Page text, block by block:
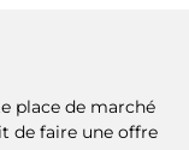
de
de
contrat de
place de marché
de faire une offre